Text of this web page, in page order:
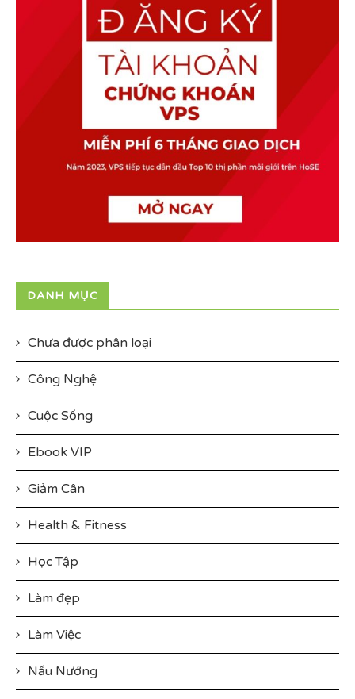
DANH MỤC
Chưa được phân loại
Công Nghệ
Cuộc Sống
Ebook VIP
Giảm Cân
Health & Fitness
Học Tập
Làm đẹp
Làm Việc
Nấu Nướng